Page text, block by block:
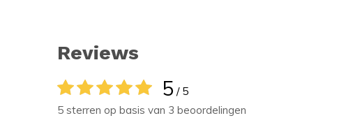
Reviews
5 / 5
5 sterren op basis van 3 beoordelingen